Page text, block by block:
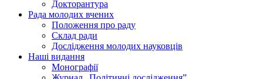
Докторантура
Рада молодих вчених
Положення про раду
Склад ради
Дослідження молодих науковців
Наші видання
Монографії